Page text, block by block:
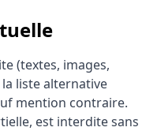
(textes, images,
liste alternative
mention contraire.
est interdite sans